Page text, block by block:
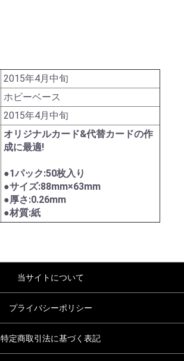
2015年4月中旬
ホビーベース
2015年4月中旬
オリジナルカード&代替カードの作
成に最適!
●1パック:50枚入り
●サイズ:88mm×63mm
●厚さ:0.26mm
●材質:紙
当サイトについて
プライバシーポリシー
特定商取引法に基づく表記